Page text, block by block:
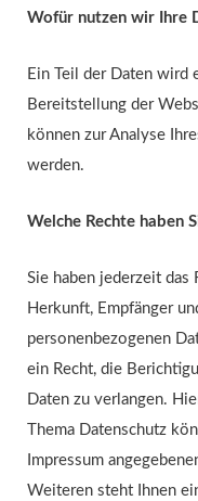
Wofür nutzen wir Ihre
Ein Teil der Daten wird
Bereitstellung der
können zur Analyse
werden.
Welche Rechte haben
Sie haben jederzeit
Herkunft, Empfänger
personenbezogenen
ein Recht, die
Daten zu verlangen.
Thema Datenschutz
Impressum
Weiteren steht Ihnen